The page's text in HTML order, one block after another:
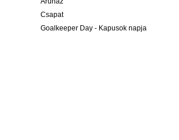
Csapat
Goalkeeper Day - Kapusok napja